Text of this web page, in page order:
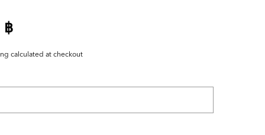
฿
calculated at checkout